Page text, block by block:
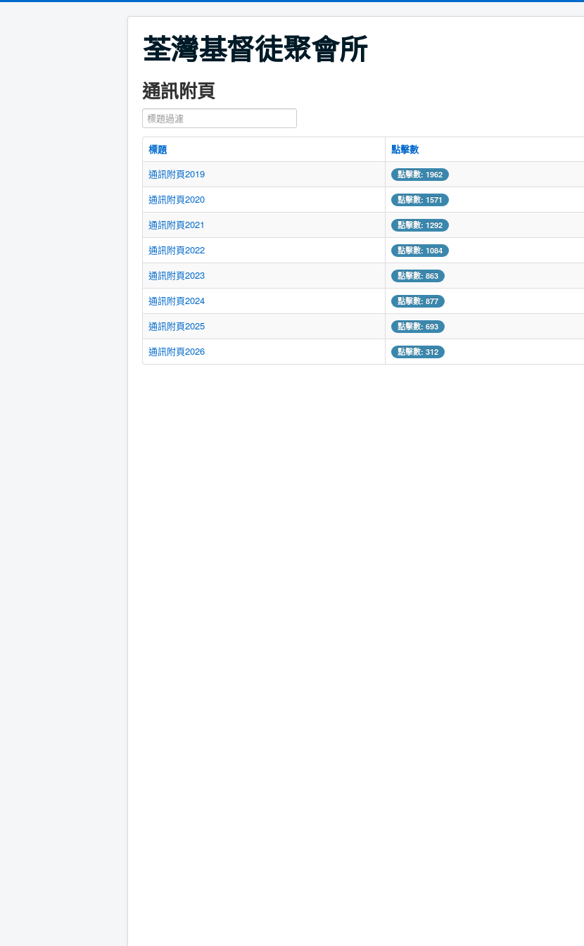
荃灣基督徒聚會所
通訊附頁
標題過濾
標題
點擊數
通訊附頁2019
點擊數: 1962
通訊附頁2020 點擊數: 1571
通訊附頁2021 點擊數: 1292
通訊附頁2022 點擊數: 1084
通訊附頁2023 點擊數: 863
通訊附頁2024 點擊數: 877
通訊附頁2025 點擊數: 693
通訊附頁2026 點擊數: 312